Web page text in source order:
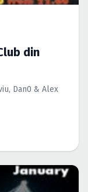
din
Dan0 & Alex